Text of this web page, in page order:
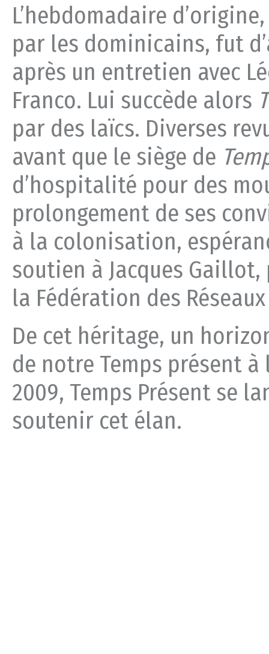
L’hebdomadaire
par les dominicains, fut
après un entretien avec
Franco. Lui succède alors
par des laïcs. Diverses
avant que le siège de
d’hospitalité pour des
prolongement de ses
à la colonisation,
soutien à Jacques
la Fédération des
De cet héritage, un
de notre Temps présent à
2009, Temps Présent se
soutenir cet élan.